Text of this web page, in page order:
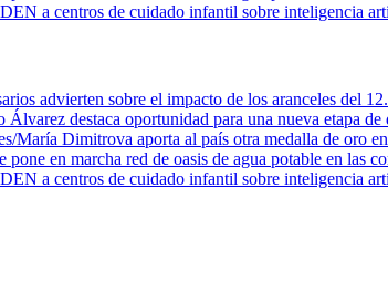
a centros de cuidado infantil sobre inteligencia
advierten sobre el impacto de los aranceles del
destaca oportunidad para una nueva etapa
María Dimitrova aporta al país otra medalla de oro
en marcha red de oasis de agua potable en las
a centros de cuidado infantil sobre inteligencia